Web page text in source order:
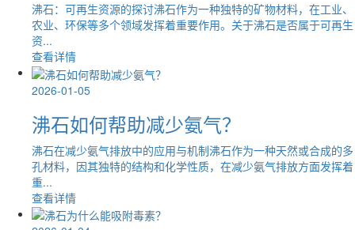
沸石：可再生资源的探讨沸石作为一种独特的矿物材料，在工业、
农业、环保等多个领域发挥着重要作用。关于沸石是否属于可再生
资...
查看详情
2026-01-05
沸石如何帮助减少氨气？
沸石在减少氨气排放中的应用与机制沸石作为一种天然或合成的多
孔材料，因其独特的结构和化学性质，在减少氨气排放方面发挥着
重...
查看详情